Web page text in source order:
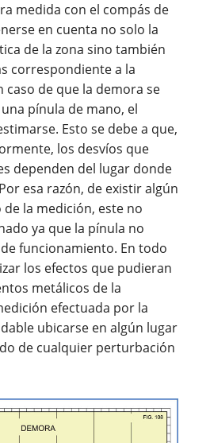
medida con el compás de
en cuenta no solo la
de la zona sino también
correspondiente a la
caso de que la demora se
pínula de mano, el
Esto se debe a que,
los desvíos que
dependen del lugar donde
esa razón, de existir algún
la medición, este no
ya que la pínula no
funcionamiento. En todo
los efectos que pudieran
metálicos de la
efectuada por la
ubicarse en algún lugar
de cualquier perturbación